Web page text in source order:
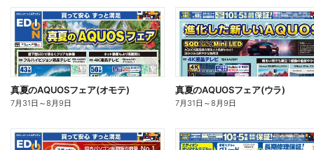
真夏のAQUOSフェア(オモテ)
7月31日 ～8月9日
真夏のAQUOSフェア(ウラ)
7月31日 ～8月9日